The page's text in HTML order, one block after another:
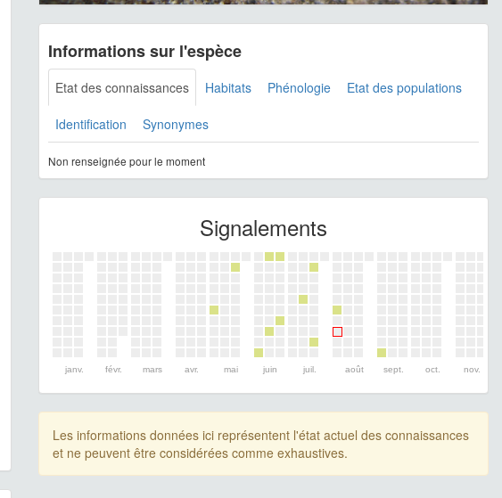
Informations sur l'espèce
Etat des connaissances Habitats Phénologie Etat des populations
Identification Synonymes
Non renseignée pour le moment
Signalements
janv. févr. mars avr. mai juin juil. août sept. oct. nov.
Les informations données ici représentent l'état actuel des connaissances
et ne peuvent être considérées comme exhaustives.